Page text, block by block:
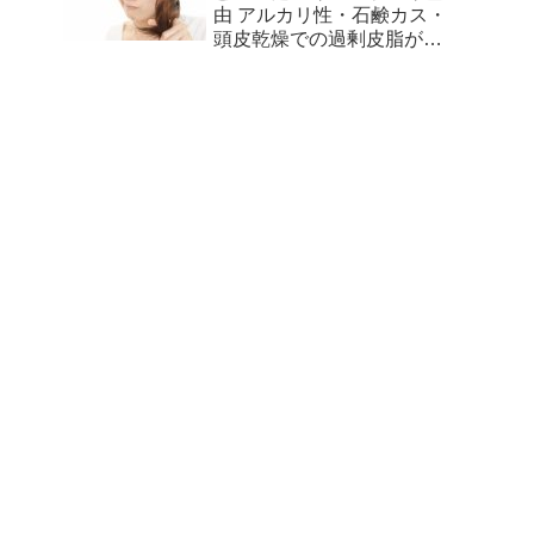
由 アルカリ性・石鹸カス・
頭皮乾燥での過剰皮脂が原